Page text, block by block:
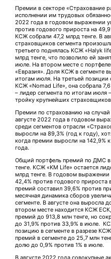
Премии в секторе «Страхование
исполнении им трудовых
2022 года в годовом выражении
против годового прироста на
КСЖ собрали 47,2 млрд тенге. В
страховщиков сегмента
третьего поднялась КСЖ «Halyk
млрд тенге, что позволило ей
июле. На втором месте с
«Евразия». Доля КСЖ в сегменте
итогам июля. На третьей позиции
КСЖ «Nomad Life», она собрала
– лидер сегмента по итогам июля
тройку крупнейших
Премии по страхованию на
августе 2022 года в годовом
среди сегментов отрасли
выросли на 89,3% (год к году),
когда премии выросли на 142,9%
года.
Общий портфель премий по ДМС
тенге. КСЖ «KM Life» остается
млрд тенге. В годовом
42,4% против годового
премий составил 39,6% против
месячная динамика сборов
сегменте. В августе она выросла
втором месте находится КСЖ
премий до 913,8 млн тенге, но
до 31,9% против 33,9% в июле.
позицию в сегменте в разрезе
премий в сегменте до 25,7 млн
долю до 0,9% против 1% в июле.